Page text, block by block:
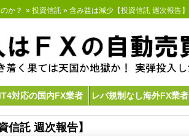
か？ » 投資信託 » 含み益は減少【投資信託 週次報告】
対応の国内FX業者 レバ規制なし海外FX業者
信託 週次報告】